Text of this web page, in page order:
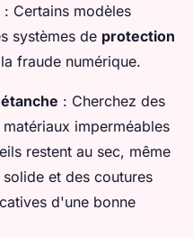
: Certains modèles
systèmes de protection
fraude numérique.
: Cherchez des
imperméables
restent au sec, même
et des coutures
d'une bonne